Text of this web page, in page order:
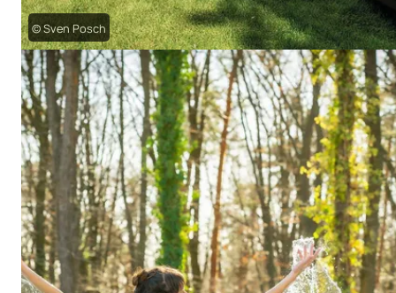
© Sven Posch